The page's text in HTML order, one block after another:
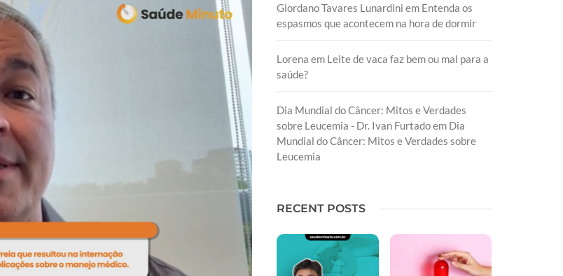
Giordano Tavares Lunardini em Entenda os
espasmos que acontecem na hora de dormir
Lorena em Leite de vaca faz bem ou mal para a
saúde?
Dia Mundial do Câncer: Mitos e Verdades
sobre Leucemia - Dr. Ivan Furtadoem Dia
Mundial do Câncer: Mitos e Verdades sobre
Leucemia
RECENT POSTS